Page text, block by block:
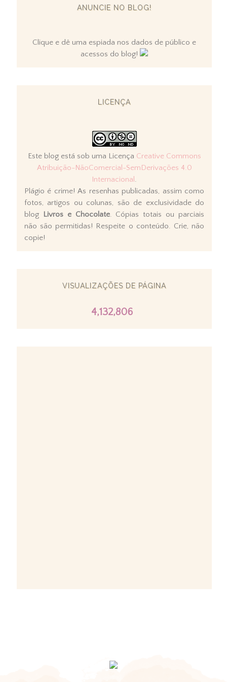
ANUNCIE NO BLOG!
Clique e dê uma espiada nos dados de público e
acessos do blog!
LICENÇA
Este blog está sob uma Licença Creative Commons
Atribuição-NãoComercial-SemDerivações 4.0
Internacional .
Plágio é crime! As resenhas publicadas, assim como
fotos, artigos ou colunas, são de exclusividade do
blog Livros e Chocolate. Cópias totais ou parciais
não são permitidas! Respeite o conteúdo. Crie, não
copie!
VISUALIZAÇÕES DE PÁGINA
4,132,806